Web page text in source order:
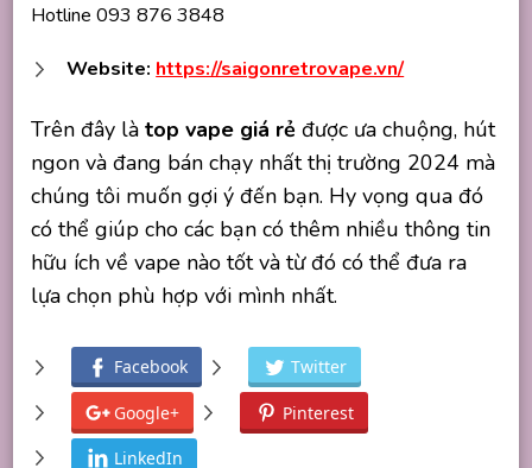
Hotline 093 876 3848
Website: https://saigonretrovape.vn/
Trên đây làtop vape giá rẻ được ưa chuộng, hút
ngon và đang bán chạy nhất thị trường 2024 mà
chúng tôi muốn gợi ý đến bạn. Hy vọng qua đó
có thể giúp cho các bạn có thêm nhiều thông tin
hữu ích về vape nào tốt và từ đó có thể đưa ra
lựa chọn phù hợp với mình nhất.
Facebook Twitter
Google+ Pinterest
LinkedIn